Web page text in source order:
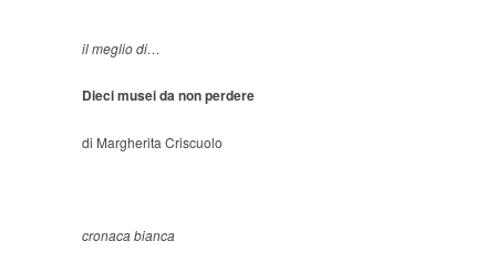
il meglio di…
Dieci musei da non perdere
di Margherita Criscuolo
cronaca bianca